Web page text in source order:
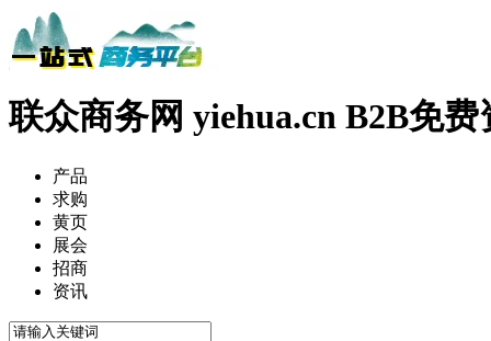
联众商务网 yiehua.cn B2B免
产品
求购
黄页
展会
招商
资讯